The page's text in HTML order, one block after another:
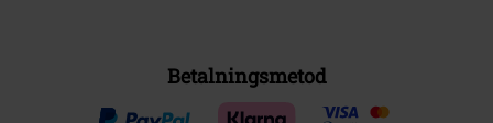
Betalningsmetod